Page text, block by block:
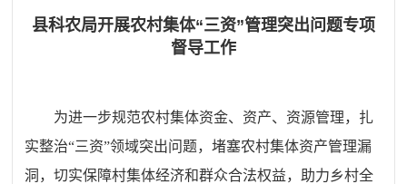
县科农局开展农村集体“三资”管理突出问题专项
督导工作
为进一步规范农村集体资金、资产、资源管理，扎
实整治“三资”领域突出问题，堵塞农村集体资产管理漏
洞，切实保障村集体经济和群众合法权益，助力乡村全